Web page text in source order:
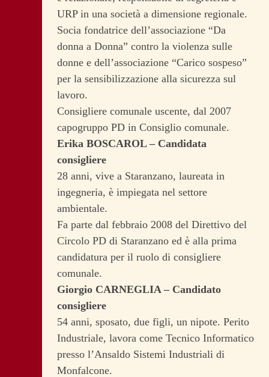
URP in una società a dimensione regionale.
Socia fondatrice dell’associazione “Da
donna a Donna” contro la violenza sulle
donne e dell’associazione “Carico sospeso”
per la sensibilizzazione alla sicurezza sul
lavoro.
Consigliere comunale uscente, dal 2007
capogruppo PD in Consiglio comunale.
Erika BOSCAROL – Candidata
consigliere
28 anni, vive a Staranzano, laureata in
ingegneria, è impiegata nel settore
ambientale.
Fa parte dal febbraio 2008 del Direttivo del
Circolo PD di Staranzano ed è alla prima
candidatura per il ruolo di consigliere
comunale.
Giorgio CARNEGLIA – Candidato
consigliere
54 anni, sposato, due figli, un nipote. Perito
Industriale, lavora come Tecnico Informatico
presso l’Ansaldo Sistemi Industriali di
Monfalcone.